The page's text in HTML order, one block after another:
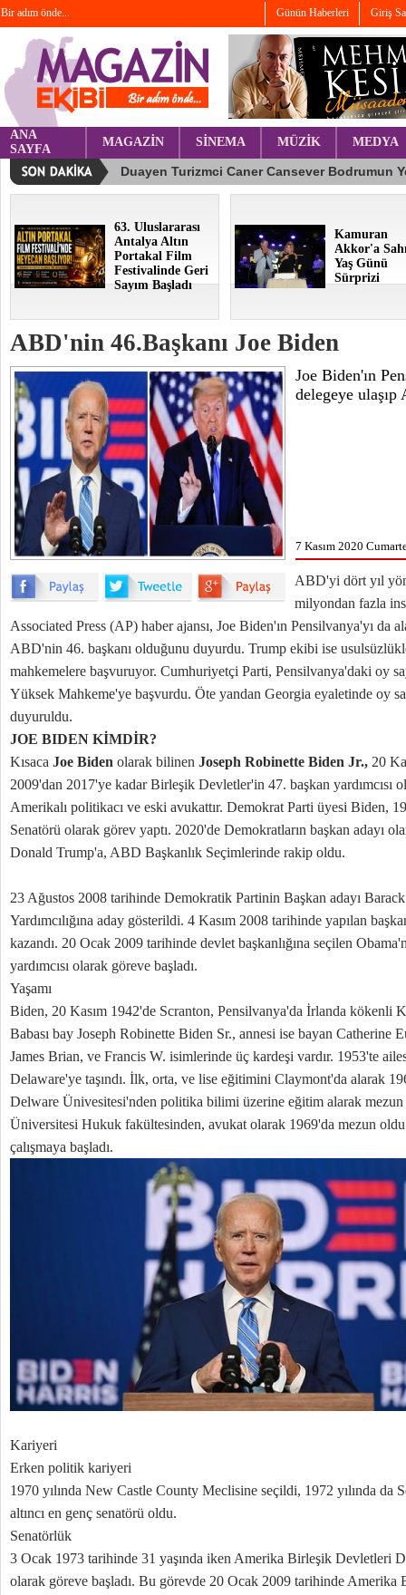
Bir adım önde... Günün Haberleri Giriş
ANA
SAYFA
MAGAZİN SİNEMA MÜZİK MEDYA
63. Uluslararası
Antalya Altın
Portakal Film
Festivalinde Geri
Sayım Başladı
Kamuran
Akkor'a
Yaş Günü
Sürprizi
ABD'nin 46.Başkanı Joe Biden
Joe Biden'ın
delegeye
7 Kasım 2020
ABD'yi dört yıl
milyondan fazla
Associated Press (AP) haber ajansı, Joe Biden'ın Pensilvanya'yı da
ABD'nin 46. başkanı olduğunu duyurdu. Trump ekibi ise
mahkemelere başvuruyor. Cumhuriyetçi Parti, Pensilvanya'daki oy
Yüksek Mahkeme'ye başvurdu. Öte yandan Georgia eyaletinde oy
duyuruldu.
JOE BIDEN KİMDİR?
Kısaca Joe Biden olarak bilinen Joseph Robinette Biden Jr., 20
2009'dan 2017'ye kadar Birleşik Devletler'in 47. başkan yardımcısı
Amerikalı politikacı ve eski avukattır. Demokrat Parti üyesi Biden,
Senatörü olarak görev yaptı. 2020'de Demokratların başkan adayı
Donald Trump'a, ABD Başkanlık Seçimlerinde rakip oldu.
23 Ağustos 2008 tarihinde Demokratik Partinin Başkan adayı
Yardımcılığına aday gösterildi. 4 Kasım 2008 tarihinde yapılan
kazandı. 20 Ocak 2009 tarihinde devlet başkanlığına seçilen
yardımcısı olarak göreve başladı.
Yaşamı
Biden, 20 Kasım 1942'de Scranton, Pensilvanya'da İrlanda kökenli
Babası bay Joseph Robinette Biden Sr., annesi ise bayan Catherine
James Brian, ve Francis W. isimlerinde üç kardeşi vardır. 1953'te
Delaware'ye taşındı. İlk, orta, ve lise eğitimini Claymont'da alarak
Delware Ünivesitesi'nden politika bilimi üzerine eğitim alarak mezun
Üniversitesi Hukuk fakültesinden, avukat olarak 1969'da mezun
çalışmaya başladı.
Kariyeri
Erken politik kariyeri
1970 yılında New Castle County Meclisine seçildi, 1972 yılında
altıncı en genç senatörü oldu.
Senatörlük
3 Ocak 1973 tarihinde 31 yaşında iken Amerika Birleşik Devletleri
olarak göreve başladı. Bu görevde 20 Ocak 2009 tarihinde